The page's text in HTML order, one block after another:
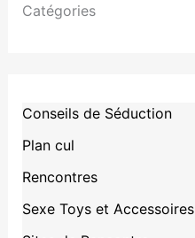
Catégories
Conseils de Séduction
Plan cul
Rencontres
Sexe Toys et Accessoires